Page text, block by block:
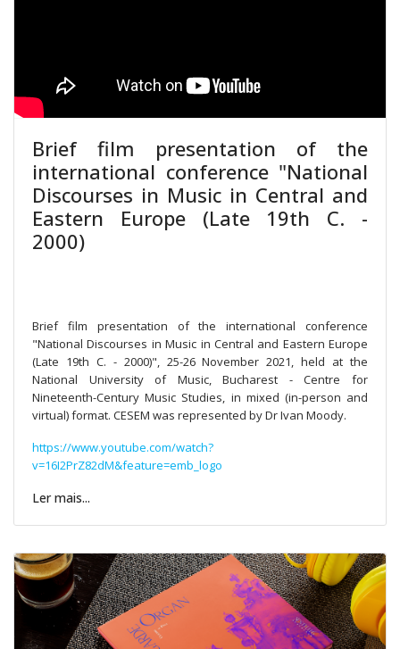
Brief film presentation of the
international conference "National
Discourses in Music in Central and
Eastern Europe (Late 19th C. -
2000)
Brief film presentation of the international conference
"National Discourses in Music in Central and Eastern Europe
(Late 19th C. - 2000)", 25-26 November 2021, held at the
National University of Music, Bucharest - Centre for
Nineteenth-Century Music Studies, in mixed (in-person and
virtual) format. CESEM was represented by Dr Ivan Moody.
https://www.youtube.com/watch?
v=16I2PrZ82dM&feature=emb_logo
Ler mais...